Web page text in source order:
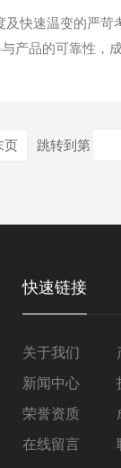
快速温变的严
产品的可靠性，
页 跳转到第
快速链接
关于我们
新闻中心
荣誉资质
在线留言